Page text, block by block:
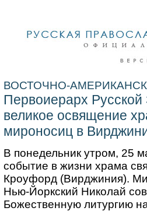
ВОСТОЧНО-
Первоиерарх
великое освящение
мироносиц в
В понедельник утром, 25
событие в жизни храма
Кроуфорд (Вирджиния).
Нью-Йоркский Николай
Божественную литургию